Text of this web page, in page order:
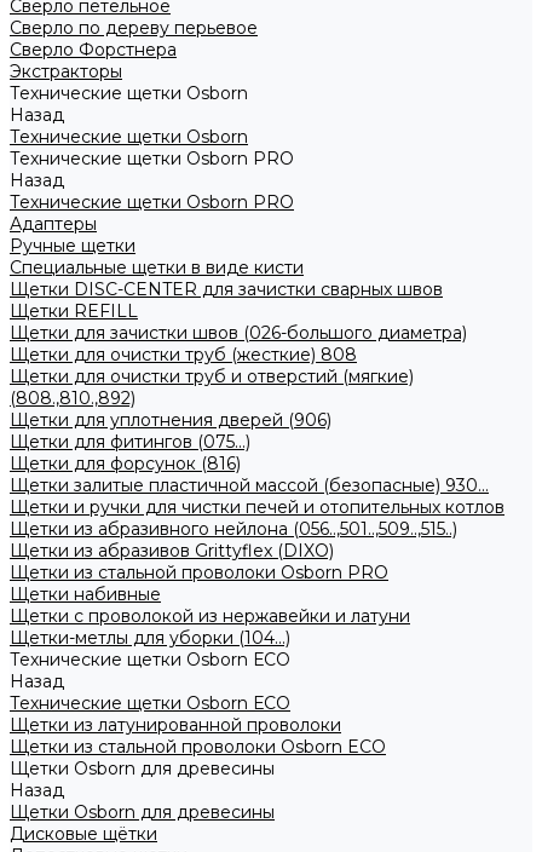
Сверло петельное
Сверло по дереву перьевое
Сверло Форстнера
Экстракторы
Технические щетки Osborn
Назад
Технические щетки Osborn
Технические щетки Osborn PRO
Назад
Технические щетки Osborn PRO
Адаптеры
Ручные щетки
Специальные щетки в виде кисти
Щетки DISC-CENTER для зачистки сварных швов
Щетки REFILL
Щетки для зачистки швов (026-большого диаметра)
Щетки для очистки труб (жесткие) 808
Щетки для очистки труб и отверстий (мягкие)
(808.,810.,892)
Щетки для уплотнения дверей (906)
Щетки для фитингов (075...)
Щетки для форсунок (816)
Щетки залитые пластичной массой (безопасные) 930...
Щетки и ручки для чистки печей и отопительных котлов
Щетки из абразивного нейлона (056..,501..,509..,515..)
Щетки из абразивов Grittyflex (DIXO)
Щетки из стальной проволоки Osborn PRO
Щетки набивные
Щетки с проволокой из нержавейки и латуни
Щетки-метлы для уборки (104...)
Технические щетки Osborn ЕСО
Назад
Технические щетки Osborn ЕСО
Щетки из латунированной проволоки
Щетки из стальной проволоки Osborn ECO
Щетки Osborn для древесины
Назад
Щетки Osborn для древесины
Дисковые щётки